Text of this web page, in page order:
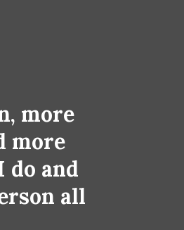
more
more
do and
all